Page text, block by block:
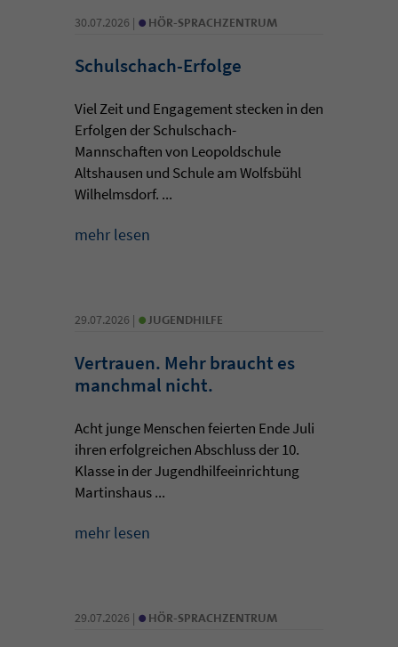
30.07.2026 | • HÖR-SPRACHZENTRUM
Schulschach-Erfolge
Viel Zeit und Engagement stecken in den
Erfolgen der Schulschach-
Mannschaften von Leopoldschule
Altshausen und Schule am Wolfsbühl
Wilhelmsdorf. ...
mehr lesen
29.07.2026 | • JUGENDHILFE
Vertrauen. Mehr braucht es
manchmal nicht.
Acht junge Menschen feierten Ende Juli
ihren erfolgreichen Abschluss der 10.
Klasse in der Jugendhilfeeinrichtung
Martinshaus ...
mehr lesen
29.07.2026 | • HÖR-SPRACHZENTRUM